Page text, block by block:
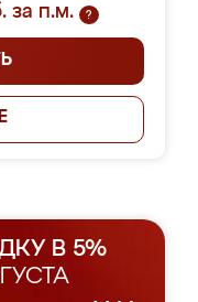
за п.м.
?
В 5%